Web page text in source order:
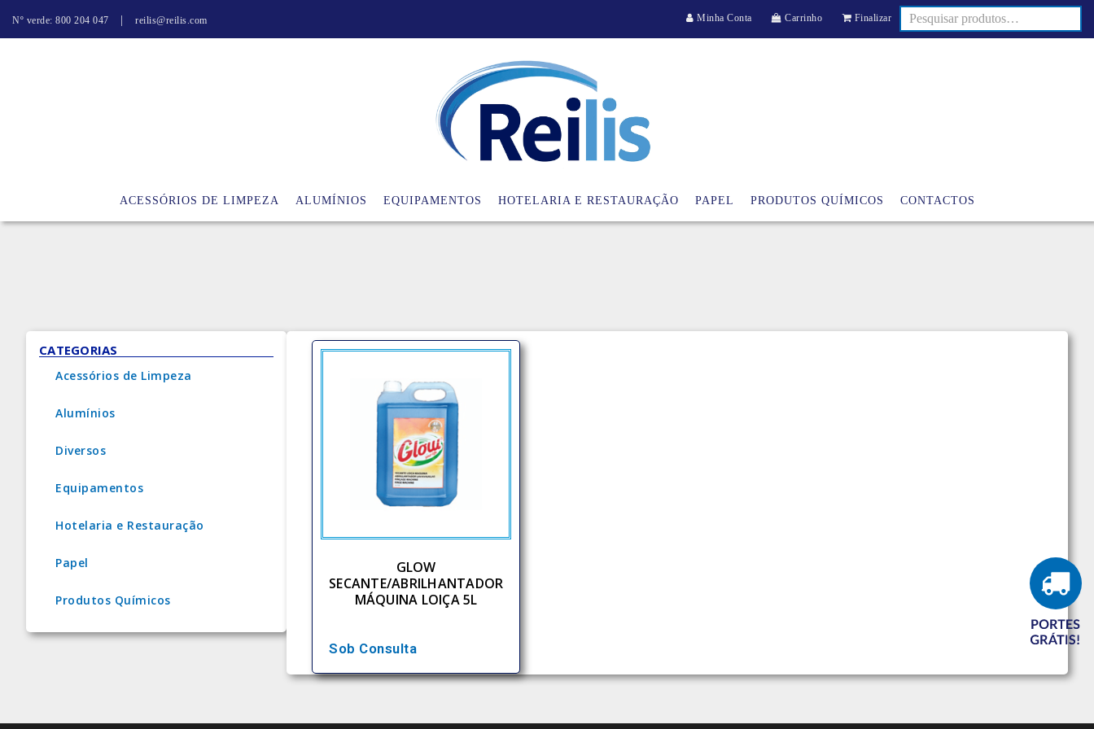
Nº verde: 800 204 047 reilis@reilis.com Minha Conta Carrinho Finalizar
ACESSÓRIOS DE LIMPEZA ALUMÍNIOS EQUIPAMENTOS HOTELARIA E RESTAURAÇÃO PAPEL PRODUTOS QUÍMICOS CONTACTOS
CATEGORIAS
Acessórios de Limpeza
Alumínios
Diversos
Equipamentos
Hotelaria e Restauração
Papel
Produtos Químicos
GLOW
SECANTE/ABRILHANTADOR
MÁQUINA LOIÇA 5L
Sob Consulta